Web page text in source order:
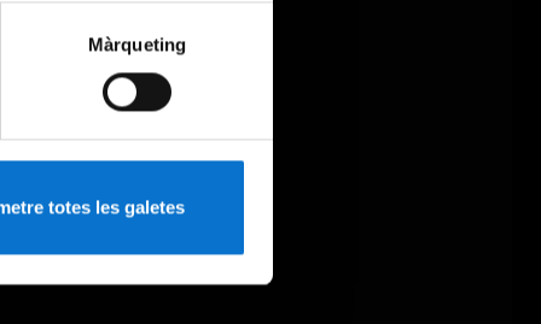
Màrqueting
totes les galetes